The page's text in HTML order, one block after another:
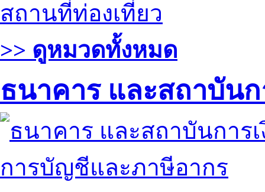
สถานที่ท่องเที่ยว
>> ดูหมวดทั้งหมด
ธนาคาร และสถาบันก
การบัญชีและภาษีอากร